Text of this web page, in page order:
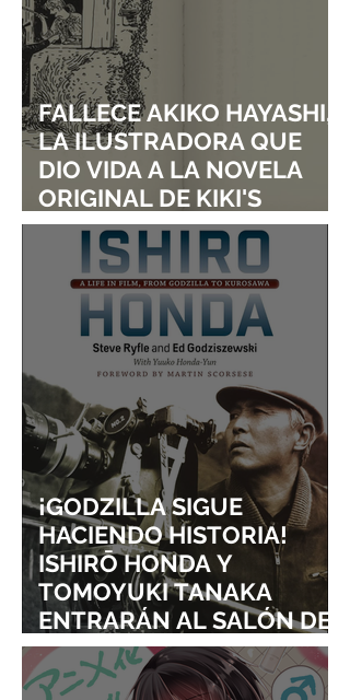
FALLECE AKIKO HAYASHI,
LA ILUSTRADORA QUE
DIO VIDA A LA NOVELA
ORIGINAL DE KIKI'S
DELIVERY SERVICE
¡GODZILLA SIGUE
HACIENDO HISTORIA!
ISHIRŌ HONDA Y
TOMOYUKI TANAKA
ENTRARÁN AL SALÓN DE
LA FAMA DE LOS EFECTOS
VISUALES